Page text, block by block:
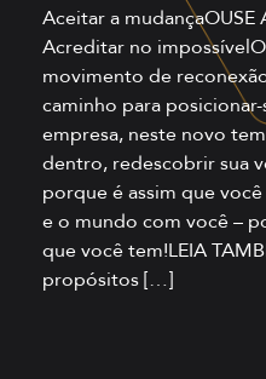
Aceitar a mudançaOUSE
Acreditar no
movimento de
caminho para
empresa, neste novo
dentro, redescobrir sua
porque é assim que
e o mundo com você –
que você tem!LEIA
propósitos […]